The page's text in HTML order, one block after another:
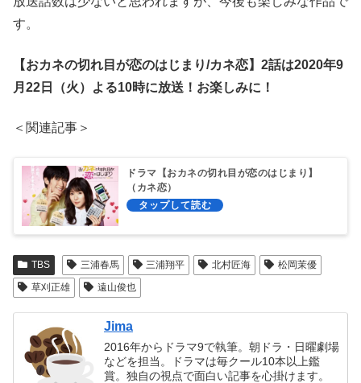
す。
【おカネの切れ目が恋のはじまり/カネ恋】2話は2020年9
月22日（火）よる10時に放送！お楽しみに！
＜関連記事＞
ドラマ【おカネの切れ目が恋のはじまり】
（カネ恋）
TBS 三浦春馬 三浦翔平 北村匠海
松岡茉優
草刈正雄
遠山俊也
Jima
2016年からドラマ9で執筆。朝ドラ・日曜劇場
などを担当。ドラマは毎クール10本以上鑑
賞。独自の視点で面白い記事を心掛けます。